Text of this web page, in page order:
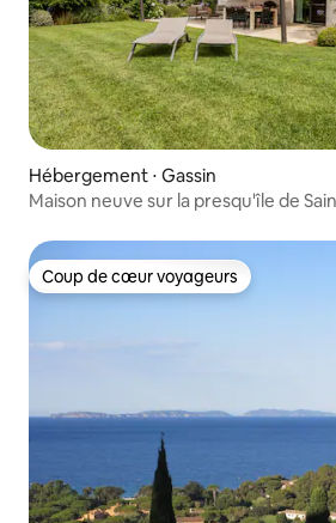
Hébergement ⋅ Gassin
Maison neuve sur la presqu'île de
Coup de cœur voyageurs
Coup de cœur voyageurs